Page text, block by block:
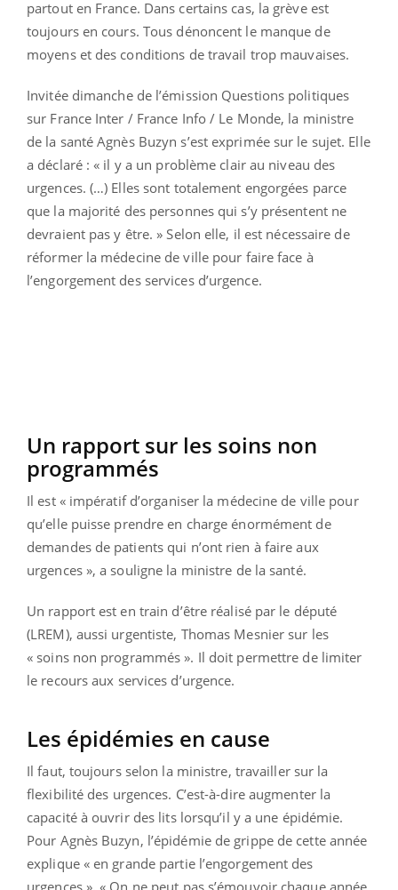
partout en France. Dans certains cas, la grève est
toujours en cours. Tous dénoncent le manque de
moyens et des conditions de travail trop mauvaises.
Invitée dimanche de l’émission Questions politiques
sur France Inter / France Info / Le Monde, la ministre
de la santé Agnès Buzyn s’est exprimée sur le sujet. Elle
a déclaré : « il y a un problème clair au niveau des
urgences. (…) Elles sont totalement engorgées parce
que la majorité des personnes qui s’y présentent ne
devraient pas y être. » Selon elle, il est nécessaire de
réformer la médecine de ville pour faire face à
l’engorgement des services d’urgence.
Un rapport sur les soins non
programmés
Il est « impératif d’organiser la médecine de ville pour
qu’elle puisse prendre en charge énormément de
demandes de patients qui n’ont rien à faire aux
urgences », a souligne la ministre de la santé.
Un rapport est en train d’être réalisé par le député
(LREM), aussi urgentiste, Thomas Mesnier sur les
« soins non programmés ». Il doit permettre de limiter
le recours aux services d’urgence.
Les épidémies en cause
Il faut, toujours selon la ministre, travailler sur la
flexibilité des urgences. C’est-à-dire augmenter la
capacité à ouvrir des lits lorsqu’il y a une épidémie.
Pour Agnès Buzyn, l’épidémie de grippe de cette année
explique « en grande partie l’engorgement des